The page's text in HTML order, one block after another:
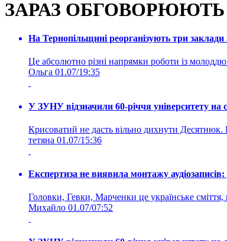
ЗАРАЗ ОБГОВОРЮЮТЬ
На Тернопільщині реорганізують три
Це абсолютно різні напрямки роботи із
Ольга 01.07/19:35
У ЗУНУ відзначили 60-річчя університету
Крисоватий не дасть вільно дихнути Десятнюк.
тетяна 01.07/15:36
Експертиза не виявила монтажу
Головки, Гевки, Марченки це українське сміття,
Михайло 01.07/07:52